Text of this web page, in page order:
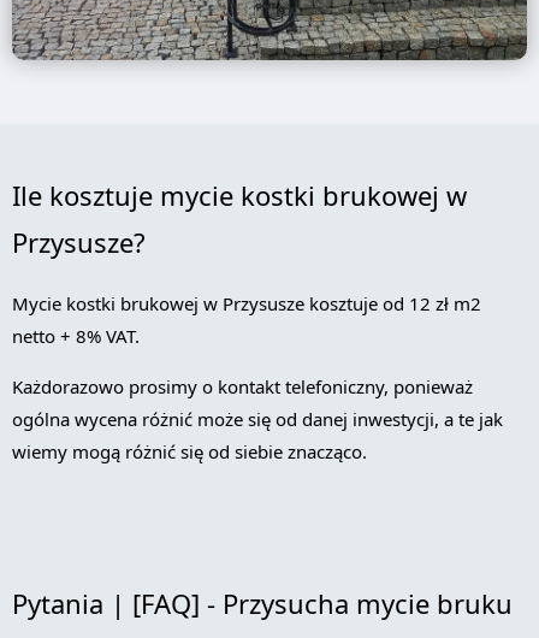
Ile kosztuje mycie kostki brukowej w
Przysusze?
Mycie kostki brukowej w Przysusze kosztuje od 12 zł m2
netto + 8% VAT.
Każdorazowo prosimy o kontakt telefoniczny, ponieważ
ogólna wycena różnić może się od danej inwestycji, a te jak
wiemy mogą różnić się od siebie znacząco.
Pytania | [FAQ] - Przysucha mycie bruku